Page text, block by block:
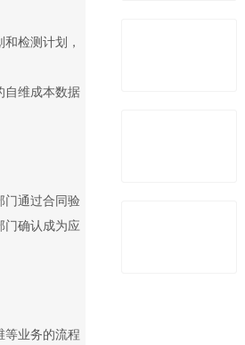
检测计划，
自维成本数据
门通过合同验
门确认成为应
等业务的流程